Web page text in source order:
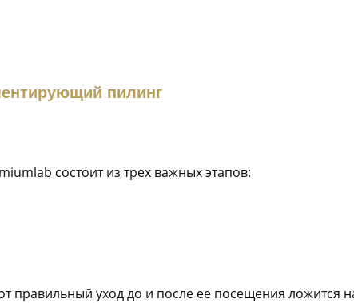
пилинг
состоит из трех важных этапов:
правильный уход до и после ее посещения ложится